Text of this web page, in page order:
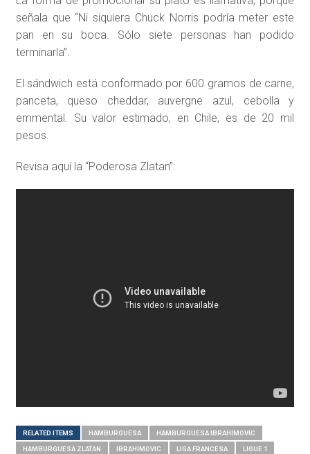
señala que “Ni siquiera Chuck Norris podría meter este
pan en su boca. Sólo siete personas han podido
terminarla”.
El sándwich está conformado por 600 gramos de carne,
panceta, queso cheddar, auvergne azul, cebolla y
emmental. Su valor estimado, en Chile, es de 20 mil
pesos.
Revisa aquí la “Poderosa Zlatan”:
RELATED ITEMS HAMBURGUESA HAMBURGUESA IBRAHIMOVIC
HAMBURGUESA ZLATAN IBRAHIMOVIC LIGA FRANCESA LIGUE 1